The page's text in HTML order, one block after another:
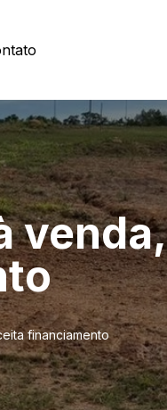
venda,
financiamento